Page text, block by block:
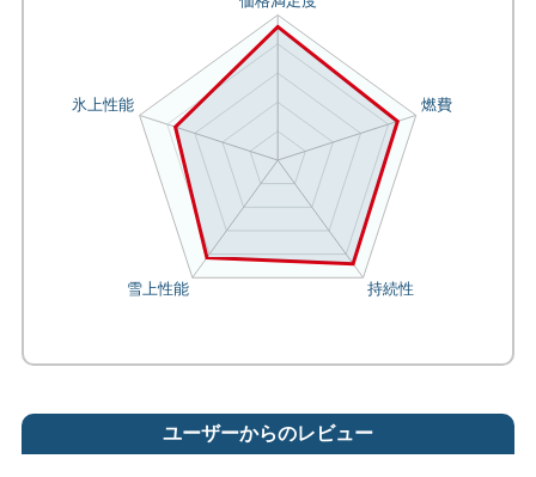
ユーザーからのレビュー